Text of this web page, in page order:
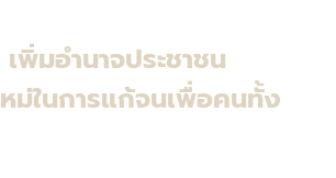
พิ่มอำนาจประชาชน
ม่ในการแก้จนเพื่อคนทั้ง